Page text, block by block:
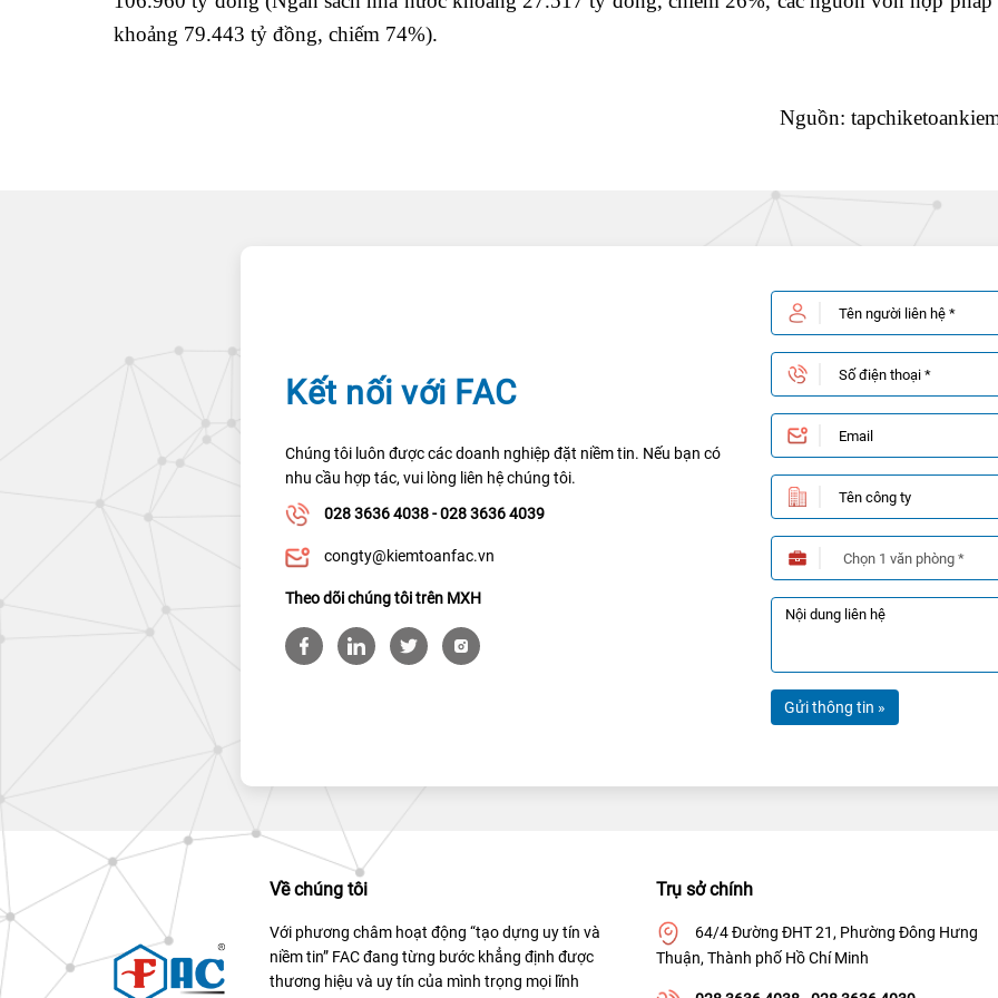
khoảng 79.443 tỷ đồng, chiếm 74%).
Nguồn:
Kết nối với FAC
Chúng tôi luôn được các doanh nghiệp đặt niềm tin. Nếu bạn có
nhu cầu hợp tác, vui lòng liên hệ chúng tôi.
028 3636 4038 - 028 3636 4039
congty@kiemtoanfac.vn
Theo dõi chúng tôi trên MXH
Gửi thông tin »
Về chúng tôi
Với phương châm hoạt động “tạo dựng uy tín và
niềm tin” FAC đang từng bước khẳng định được
thương hiệu và uy tín của mình trọng mọi lĩnh
Trụ sở chính
64/4 Đường ĐHT 21, Phường Đông Hưng
Thuận, Thành phố Hồ Chí Minh